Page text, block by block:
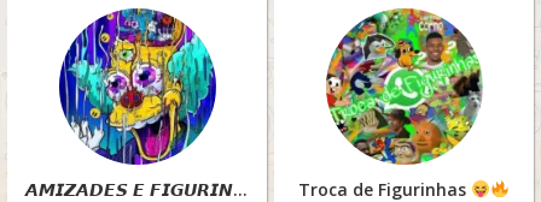
𝘼𝙈𝙄𝙕𝘼𝘿𝙀𝙎 𝙀 𝙁𝙄𝙂𝙐𝙍𝙄𝙉𝙃𝘼𝙎
Troca de Figurinhas